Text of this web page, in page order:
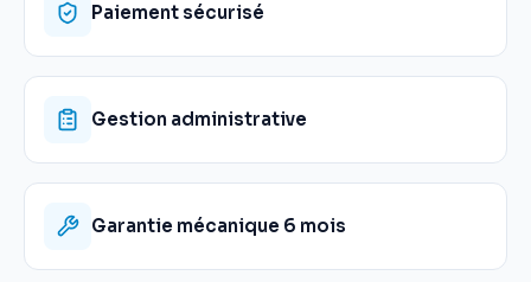
Paiement sécurisé
Gestion administrative
Garantie mécanique 6 mois